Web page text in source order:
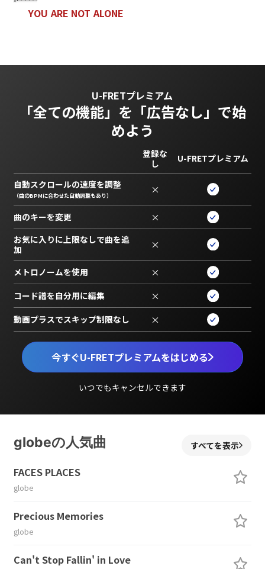
YOU ARE NOT ALONE
U-FRETプレミアム
「全ての機能」を 「広告なし」で始
めよう
今すぐU-FRETプレミアムをはじめる
いつでもキャンセルできます
登録な
し
U-FRETプレミアム
自動スクロールの速度を調整
（曲のBPMに合わせた自動調整もあり） ×
曲のキーを変更 ×
お気に入りに上限なしで曲を追
加
×
メトロノームを使用 ×
コード譜を自分用に編集 ×
動画プラスでスキップ制限なし ×
globeの人気曲 すべてを表示
FACES PLACES
globe
Precious Memories
globe
Can't Stop Fallin' in Love